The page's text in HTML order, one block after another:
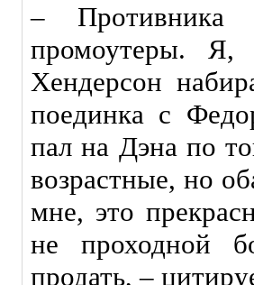
–
промоутеры. Я,
Хендерсон
поединка с
пал на Дэна по
возрастные, но
мне, это
не проходной
продать, –